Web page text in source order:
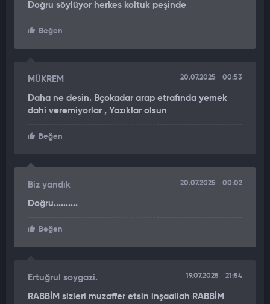
Doğru söylüyor herkes koltuk peşinde
Beğen
MÜKREM 20.07.2025 00:53
Daha ne desin. Bçokadar arap etrafında yemek
dahi veremiyorlar , Yazıklar olsun
Beğen
Biz yandık 20.07.2025 00:02
Doğru..........
Beğen
Ertuğrul soygazi. 19.07.2025 21:54
RABBİM sizleri muzaffer etsin inşaallah RABBİM